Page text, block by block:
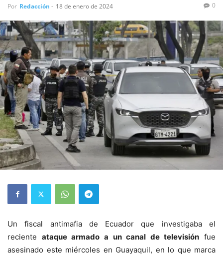
Por Redacción - 18 de enero de 2024 0
Un fiscal antimafia de Ecuador que investigaba el
reciente ataque armado a un canal de televisión fue
asesinado este miércoles en Guayaquil, en lo que marca